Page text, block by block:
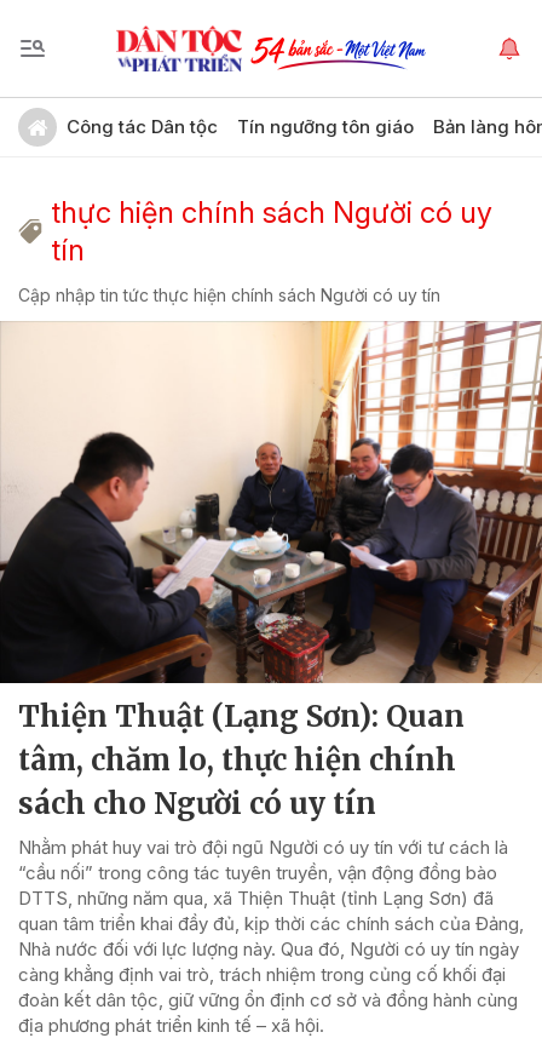
Công tác Dân tộc Tín ngưỡng tôn giáo Bản làng
thực hiện chính sách Người có uy
tín
Cập nhập tin tức thực hiện chính sách Người có uy tín
Thiện Thuật (Lạng Sơn): Quan
tâm, chăm lo, thực hiện chính
sách cho Người có uy tín
Nhằm phát huy vai trò đội ngũ Người có uy tín với tư cách là
“cầu nối” trong công tác tuyên truyền, vận động đồng bào
DTTS, những năm qua, xã Thiện Thuật (tỉnh Lạng Sơn) đã
quan tâm triển khai đầy đủ, kịp thời các chính sách của Đảng,
Nhà nước đối với lực lượng này. Qua đó, Người có uy tín ngày
càng khẳng định vai trò, trách nhiệm trong củng cố khối đại
đoàn kết dân tộc, giữ vững ổn định cơ sở và đồng hành cùng
địa phương phát triển kinh tế – xã hội.